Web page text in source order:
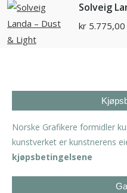
Solveig
kr 5.775,00
Norske Grafikere formidler
kunstverket er kunstnerens
kjøpsbetingelsene